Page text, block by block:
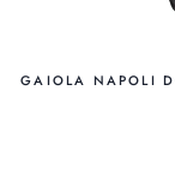
GAIOLA NAPOLI